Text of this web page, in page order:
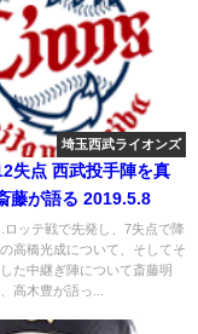
埼玉西武ライオンズ
失点 西武投手陣を真
藤が語る 2019.5.8
ロッテ戦で先発し、7失点で降
高橋光成について、そしてそ
た中継ぎ陣について斎藤明
高木豊が語っ...